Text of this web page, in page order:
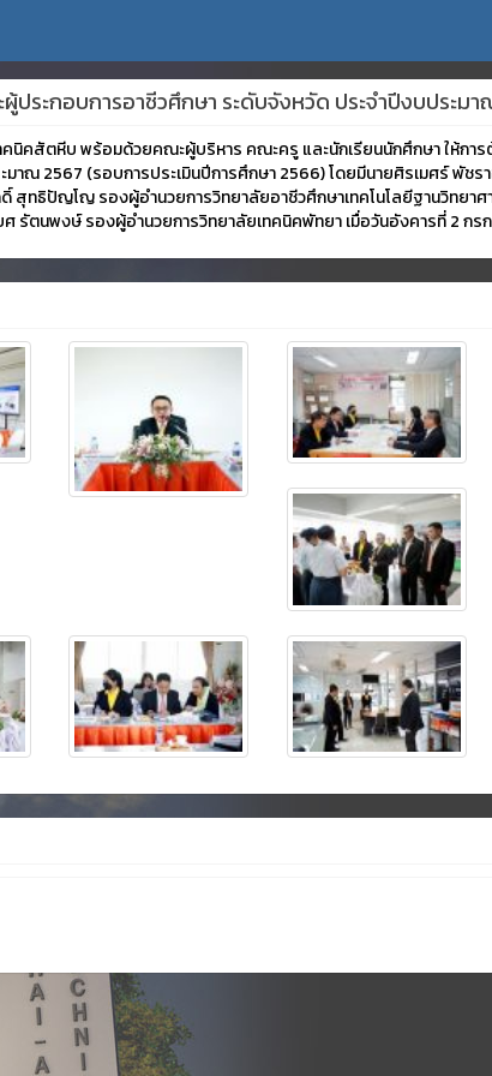
ประกอบการอาชีวศึกษา ระดับจังหวัด ประจำปีงบประม
นิคสัตหีบ พร้อมด้วยคณะผู้บริหาร คณะครู และนักเรียนนักศึกษา ให้กา
มาณ 2567 (รอบการประเมินปีการศึกษา 2566) โดยมีนายศิรเมศร์ พั
สุทธิปัญโญ รองผู้อำนวยการวิทยาลัยอาชีวศึกษาเทคโนโลยีฐานวิทย
รัตนพงษ์ รองผู้อำนวยการวิทยาลัยเทคนิคพัทยา เมื่อวันอังคารที่ 2 ก